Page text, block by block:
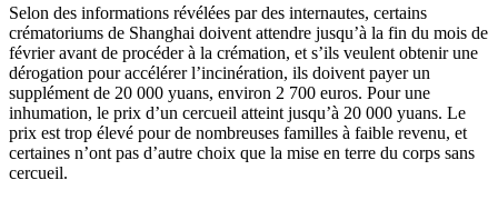
Selon des informations révélées par des internautes, certains
crématoriums de Shanghai doivent attendre jusqu’à la fin du mois de
février avant de procéder à la crémation, et s’ils veulent obtenir une
dérogation pour accélérer l’incinération, ils doivent payer un
supplément de 20 000 yuans, environ 2 700 euros. Pour une
inhumation, le prix d’un cercueil atteint jusqu’à 20 000 yuans. Le
prix est trop élevé pour de nombreuses familles à faible revenu, et
certaines n’ont pas d’autre choix que la mise en terre du corps sans
cercueil.